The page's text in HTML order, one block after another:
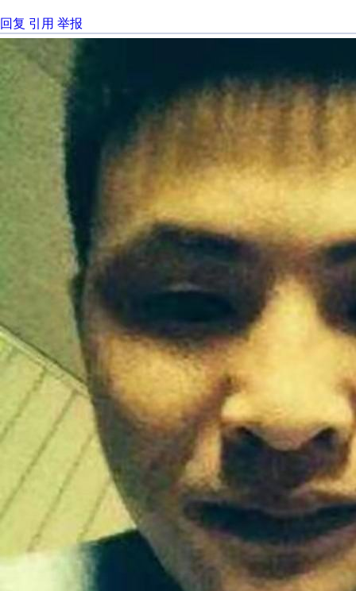
回复 引用 举报